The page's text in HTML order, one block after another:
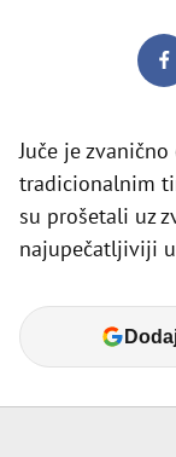
Juče je
tradicionalnim
su prošetali uz
najupečatljiviji